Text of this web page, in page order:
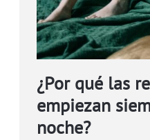
¿Por qué las
empiezan
noche?